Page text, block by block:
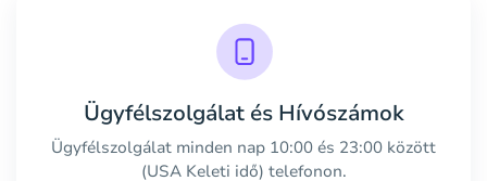
Ügyfélszolgálat és Hívószámok
Ügyfélszolgálat minden nap 10:00 és 23:00 között
(USA Keleti idő) telefonon.